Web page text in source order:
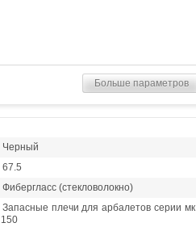
Больше параметров
Черный
67.5
Фибергласс (стекловолокно)
Запасные плечи для арбалетов серии мк
150